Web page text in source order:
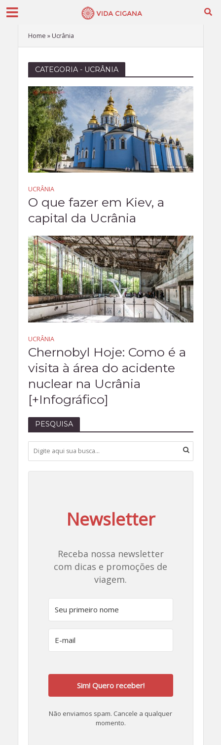
Home » Ucrânia
CATEGORIA - UCRÂNIA
UCRÂNIA
O que fazer em Kiev, a
capital da Ucrânia
UCRÂNIA
Chernobyl Hoje: Como é a
visita à área do acidente
nuclear na Ucrânia
[+Infográfico]
PESQUISA
Newsletter
Receba nossa newsletter
com dicas e promoções de
viagem.
Sim! Quero receber!
Não enviamos spam. Cancele a qualquer
momento.